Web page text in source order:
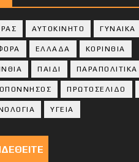
ΑΥΤΟΚΙΝΗΤΟ ΓΥΝΑΙΚΑ
ΕΛΛΑΔΑ ΚΟΡΙΝΘΙΑ
ΠΑΙΔΙ ΠΑΡΑΠΟΛΙΤΙΚΑ
ΠΡΩΤΟΣΕΛΙΔΟ
ΥΓΕΙΑ